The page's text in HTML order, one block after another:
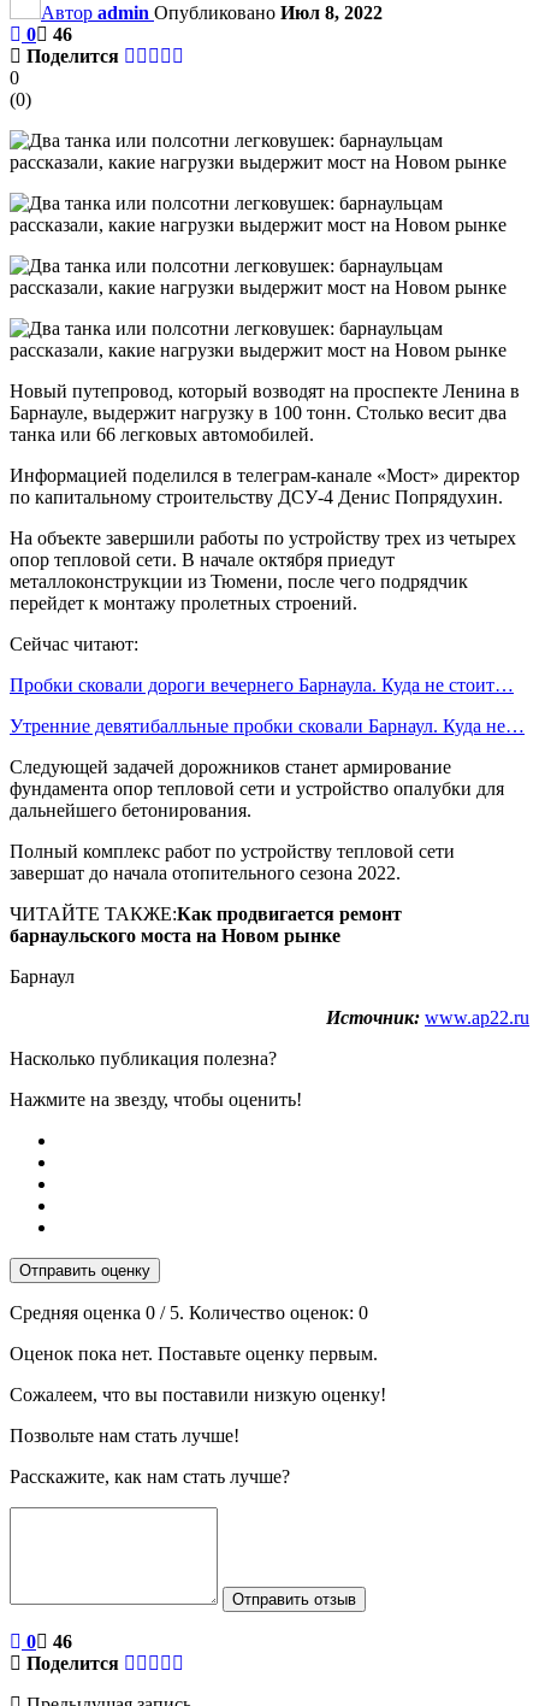
Автор admin Опубликовано Июл 8, 2022
0
46
Поделится
0
(0)
Новый путепровод, который возводят на проспекте Ленина в
Барнауле, выдержит нагрузку в 100 тонн. Столько весит два
танка или 66 легковых автомобилей.
Информацией поделился в телеграм-канале «Мост» директор
по капитальному строительству ДСУ-4 Денис Попрядухин.
На объекте завершили работы по устройству трех из четырех
опор тепловой сети. В начале октября приедут
металлоконструкции из Тюмени, после чего подрядчик
перейдет к монтажу пролетных строений.
Сейчас читают:
Пробки сковали дороги вечернего Барнаула. Куда не стоит…
Утренние девятибалльные пробки сковали Барнаул. Куда не…
Следующей задачей дорожников станет армирование
фундамента опор тепловой сети и устройство опалубки для
дальнейшего бетонирования.
Полный комплекс работ по устройству тепловой сети
завершат до начала отопительного сезона 2022.
ЧИТАЙТЕ ТАКЖЕ:Как продвигается ремонт
барнаульского моста на Новом рынке
Барнаул
Источник: www.ap22.ru
Насколько публикация полезна?
Нажмите на звезду, чтобы оценить!
Отправить оценку
Средняя оценка 0 / 5. Количество оценок: 0
Оценок пока нет. Поставьте оценку первым.
Сожалеем, что вы поставили низкую оценку!
Позвольте нам стать лучше!
Расскажите, как нам стать лучше?
Отправить отзыв
0
46
Поделится